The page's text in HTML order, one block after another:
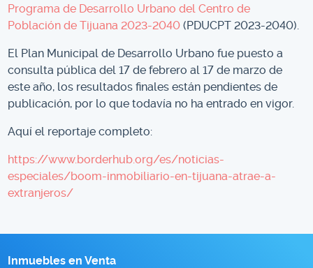
Programa de Desarrollo Urbano del Centro de
Población de Tijuana 2023-2040 (PDUCPT 2023-2040).
El Plan Municipal de Desarrollo Urbano fue puesto a
consulta pública del 17 de febrero al 17 de marzo de
este año, los resultados finales están pendientes de
publicación, por lo que todavía no ha entrado en vigor.
Aquí el reportaje completo:
https://www.borderhub.org/es/noticias-
especiales/boom-inmobiliario-en-tijuana-atrae-a-
extranjeros/
Inmuebles en Venta